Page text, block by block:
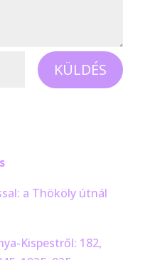
KÜLDÉS
a Thököly útnál
Kispestről: 182,